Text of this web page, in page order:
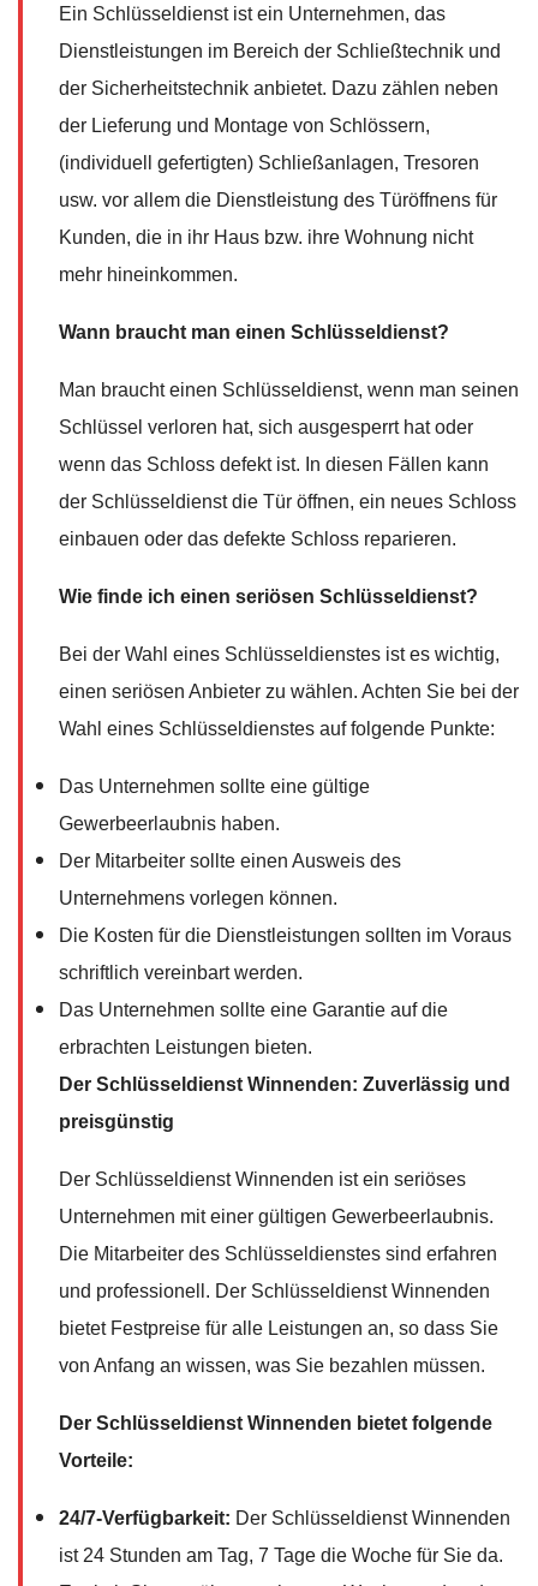
Ein Schlüsseldienst ist ein Unternehmen, das
Dienstleistungen im Bereich der Schließtechnik und
der Sicherheitstechnik anbietet. Dazu zählen neben
der Lieferung und Montage von Schlössern,
(individuell gefertigten) Schließanlagen, Tresoren
usw. vor allem die Dienstleistung des Türöffnens für
Kunden, die in ihr Haus bzw. ihre Wohnung nicht
mehr hineinkommen.
Wann braucht man einen Schlüsseldienst?
Man braucht einen Schlüsseldienst, wenn man seinen
Schlüssel verloren hat, sich ausgesperrt hat oder
wenn das Schloss defekt ist. In diesen Fällen kann
der Schlüsseldienst die Tür öffnen, ein neues Schloss
einbauen oder das defekte Schloss reparieren.
Wie finde ich einen seriösen Schlüsseldienst?
Bei der Wahl eines Schlüsseldienstes ist es wichtig,
einen seriösen Anbieter zu wählen. Achten Sie bei der
Wahl eines Schlüsseldienstes auf folgende Punkte:
Das Unternehmen sollte eine gültige
Gewerbeerlaubnis haben.
Der Mitarbeiter sollte einen Ausweis des
Unternehmens vorlegen können.
Die Kosten für die Dienstleistungen sollten im Voraus
schriftlich vereinbart werden.
Das Unternehmen sollte eine Garantie auf die
erbrachten Leistungen bieten.
Der Schlüsseldienst Winnenden: Zuverlässig und
preisgünstig
Der Schlüsseldienst Winnenden ist ein seriöses
Unternehmen mit einer gültigen Gewerbeerlaubnis.
Die Mitarbeiter des Schlüsseldienstes sind erfahren
und professionell. Der Schlüsseldienst Winnenden
bietet Festpreise für alle Leistungen an, so dass Sie
von Anfang an wissen, was Sie bezahlen müssen.
Der Schlüsseldienst Winnenden bietet folgende
Vorteile:
24/7-Verfügbarkeit: Der Schlüsseldienst Winnenden
ist 24 Stunden am Tag, 7 Tage die Woche für Sie da.